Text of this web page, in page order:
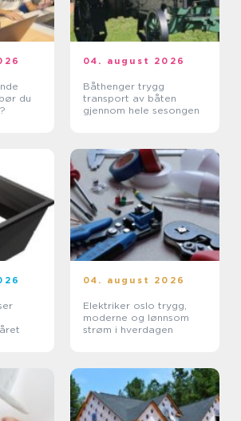
04. august 2026
Båthenger trygg
transport av båten
gjennom hele sesongen
04. august 2026
Elektriker oslo trygg,
moderne og lønnsom
strøm i hverdagen